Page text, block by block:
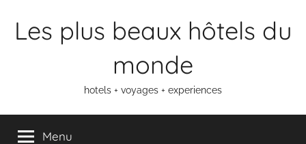
Les plus beaux hôtels du
monde
hotels + voyages + experiences
Menu